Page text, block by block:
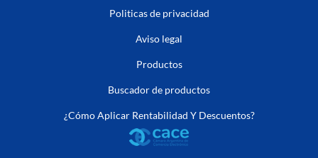
Politicas de privacidad
Aviso legal
Productos
Buscador de productos
¿Cómo Aplicar Rentabilidad Y Descuentos?